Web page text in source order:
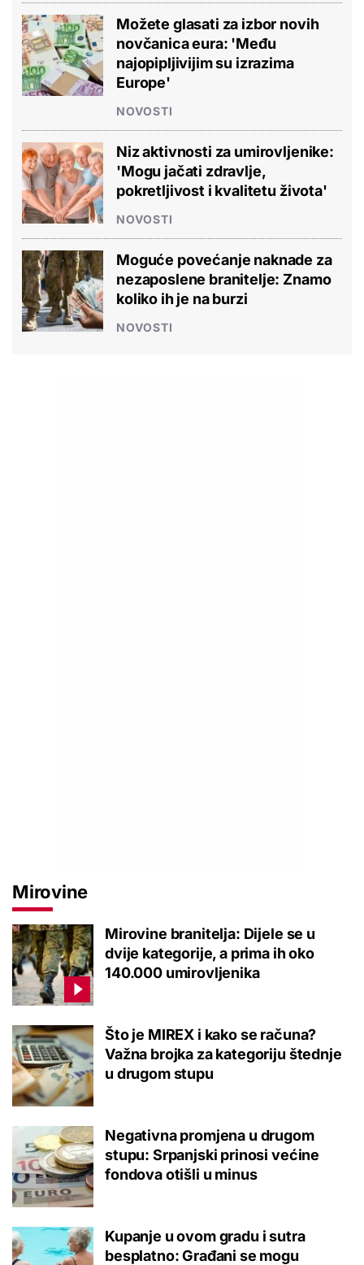
Možete glasati za izbor novih
novčanica eura: 'Među
najopipljivijim su izrazima
Europe'
NOVOSTI
Niz aktivnosti za umirovljenike:
'Mogu jačati zdravlje,
pokretljivost i kvalitetu života'
NOVOSTI
Moguće povećanje naknade za
nezaposlene branitelje: Znamo
koliko ih je na burzi
NOVOSTI
Mirovine
Mirovine branitelja: Dijele se u
dvije kategorije, a prima ih oko
140.000 umirovljenika
Što je MIREX i kako se računa?
Važna brojka za kategoriju štednje
u drugom stupu
Negativna promjena u drugom
stupu: Srpanjski prinosi većine
fondova otišli u minus
Kupanje u ovom gradu i sutra
besplatno: Građani se mogu